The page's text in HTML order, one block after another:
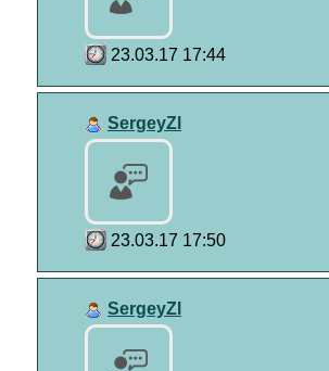
23.03.17 17:44
SergeyZl
23.03.17 17:50
SergeyZl